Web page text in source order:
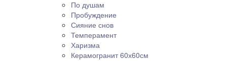
По душам
Пробуждение
Сияние снов
Темперамент
Харизма
Керамогранит 60х60см